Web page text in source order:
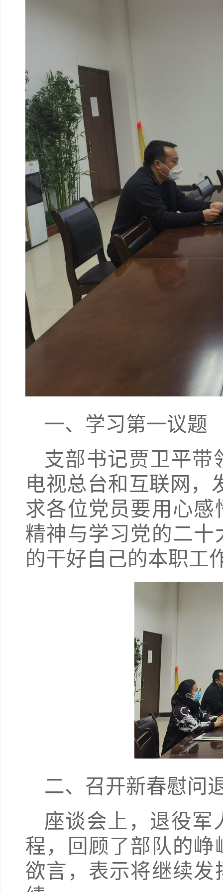
一、学习第一议题
支部书记贾卫平带
电视总台和互联网，
求各位党员要用心
精神与学习党的二
的干好自己的本职工
二、召开新春慰问
座谈会上，退役军
程，回顾了部队的
欲言，表示将继续